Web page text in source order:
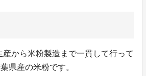
から米粉製造まで一貫して行って
県産の米粉です。